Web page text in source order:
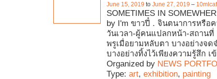
June 15, 2019 to June 27, 2019 –
SOMETIMES IN
by I'm ขาวปี๋ . จินตนาการหรือ
วันเวลา-ผู้คนแปลกหน้า-สถานที่
พรูเมื่อยามหลับตา บางอย่างจด
บางอย่างทิ้งไว้เพียงความรู้สึก เ
Organized by NEWS
Type: art, exhibition, painting